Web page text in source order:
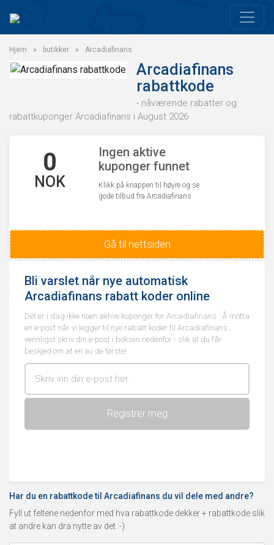
Hjem » butikker » Arcadiafinans
Arcadiafinans
rabattkode
- nåværende rabatter og
rabattkuponger Arcadiafinans i August 2026
0
NOK
Ingen aktive
kuponger funnet
Klikk på knappen til høyre og se
gode tilbud fra Arcadiafinans
Gå til nettsiden
Bli varslet når nye automatisk
Arcadiafinans rabatt koder online
Det er i dag ikke noen aktive kuponger for Arcadiafinans . Å motta
en e-post når vi legger til nye rabatt koder til Arcadiafinans ,
vennligst skriv din e-post i boksen nedenfor - slik at du får
beskjed om at en av de første!
Har du en rabattkode til Arcadiafinans du vil dele med andre?
Fyll ut feltene nedenfor med hva rabattkode dekker + rabattkode slik
at andre kan dra nytte av det :-)